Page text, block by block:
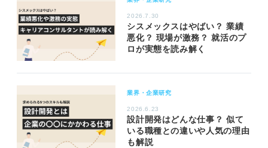
2026.7.30
シスメックスはやばい？ 業績
悪化？ 現場が激務？ 就活のプ
ロが実態を読み解く
業界・企業研究
2026.6.23
設計開発はどんな仕事？ 似て
いる職種との違いや人気の理由
も解説